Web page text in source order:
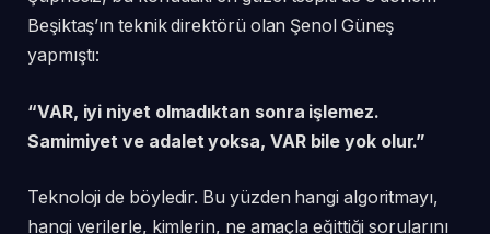
Beşiktaş’ın teknik direktörü olan Şenol Güneş
yapmıştı:
“VAR, iyi niyet olmadıktan sonra işlemez.
Samimiyet ve adalet yoksa, VAR bile yok olur.”
Teknoloji de böyledir. Bu yüzden hangi algoritmayı,
hangi verilerle, kimlerin, ne amaçla eğittiği sorularını